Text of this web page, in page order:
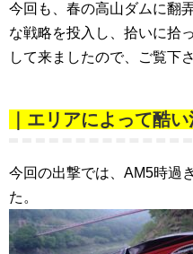
今回も、春の高山ダムに翻
な戦略を投入し、拾いに拾
して来ましたので、ご覧下
｜エリアによって酷
今回の出撃では、AM5時過
た。